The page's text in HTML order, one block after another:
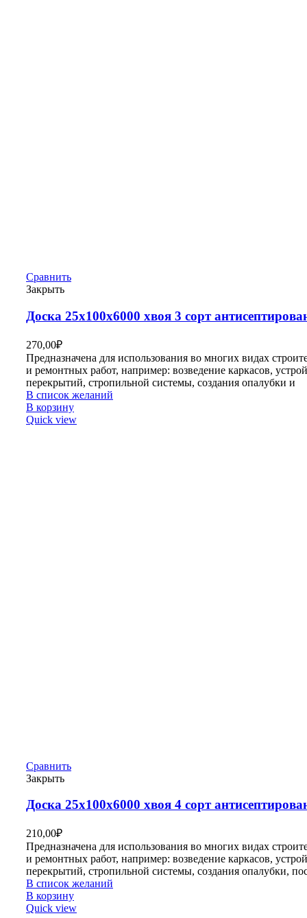
Сравнить
Закрыть
Доска 25х100х6000 хвоя 3 сорт
270,00₽
Предназначена для использования во многих видах
и ремонтных работ, например: возведение каркасов,
перекрытий, стропильной системы, создания опалубки и
В список желаний
В корзину
Quick view
Сравнить
Закрыть
Доска 25х100х6000 хвоя 4 сорт
210,00₽
Предназначена для использования во многих видах
и ремонтных работ, например: возведение каркасов,
перекрытий, стропильной системы, создания опалубки,
В список желаний
В корзину
Quick view